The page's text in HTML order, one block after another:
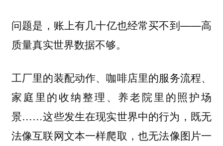
问题是，账上有几十亿也经常买不到——高
质量真实世界数据不够。
工厂里的装配动作、咖啡店里的服务流程、
家庭里的收纳整理、养老院里的照护场
景……这些发生在现实世界中的行为，既无
法像互联网文本一样爬取，也无法像图片一